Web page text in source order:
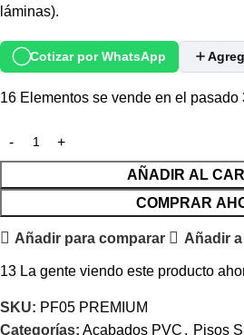
láminas).
Cotizar por WhatsApp
16 Elementos se vende en el pasado
AÑADIR AL
COMPRAR
Añadir para comparar Añadir
13 La gente viendo este producto
SKU: PF05 PREMIUM
Categorías: Acabados PVC , Pisos